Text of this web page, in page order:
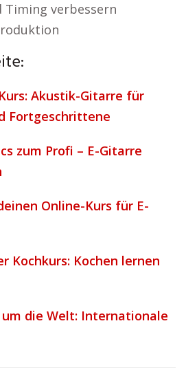
Timing verbessern
Akustik-Gitarre für
Fortgeschrittene
zum Profi – E-Gitarre
Online-Kurs für E-
Kochkurs: Kochen lernen
um die Welt: Internationale